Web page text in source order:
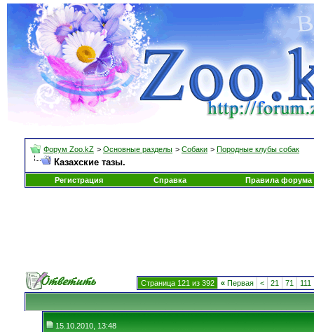
Форум Zoo.kZ > Основные разделы > Собаки > Породные клубы собак
Казахские тазы.
Регистрация Справка Правила форума
Страница 121 из 392 « Первая < 21 71 111
15.10.2010, 13:48